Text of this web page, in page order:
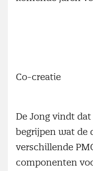
Co-creatie
De Jong vindt
begrijpen wat de
verschillende
componenten